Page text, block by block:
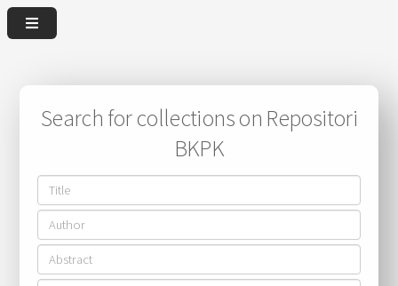
Search for collections on Repositori
BKPK